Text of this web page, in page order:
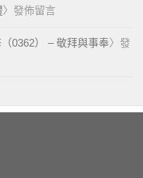
〉發佈留言
0362） – 敬拜與事奉〉發